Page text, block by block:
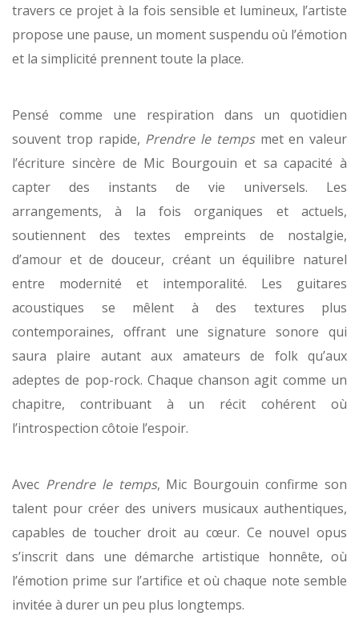
travers ce projet à la fois sensible et lumineux, l’artiste
propose une pause, un moment suspendu où l’émotion
et la simplicité prennent toute la place.
Pensé comme une respiration dans un quotidien
souvent trop rapide, Prendre le tempsmet en valeur
l’écriture sincère de Mic Bourgouin et sa capacité à
capter des instants de vie universels. Les
arrangements, à la fois organiques et actuels,
soutiennent des textes empreints de nostalgie,
d’amour et de douceur, créant un équilibre naturel
entre modernité et intemporalité. Les guitares
acoustiques se mêlent à des textures plus
contemporaines, offrant une signature sonore qui
saura plaire autant aux amateurs de folk qu’aux
adeptes de pop-rock. Chaque chanson agit comme un
chapitre, contribuant à un récit cohérent où
l’introspection côtoie l’espoir.
Avec Prendre le temps, Mic Bourgouin confirme son
talent pour créer des univers musicaux authentiques,
capables de toucher droit au cœur. Ce nouvel opus
s’inscrit dans une démarche artistique honnête, où
l’émotion prime sur l’artifice et où chaque note semble
invitée à durer un peu plus longtemps.